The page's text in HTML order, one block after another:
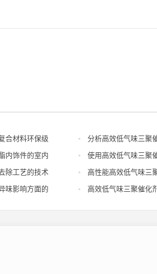
合材料环保级
分析高效低气味三聚
控制表现
内饰件的室内
使用高效低气味三聚
保出口
除工艺的技术
高性能高效低气味三
现分析
味影响方面的
高效低气味三聚催化